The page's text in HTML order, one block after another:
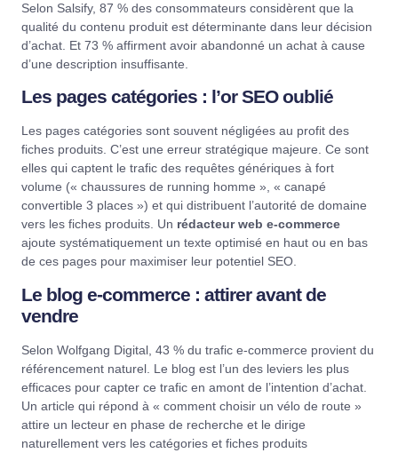
Selon Salsify, 87 % des consommateurs considèrent que la
qualité du contenu produit est déterminante dans leur décision
d’achat. Et 73 % affirment avoir abandonné un achat à cause
d’une description insuffisante.
Les pages catégories : l’or SEO oublié
Les pages catégories sont souvent négligées au profit des
fiches produits. C’est une erreur stratégique majeure. Ce sont
elles qui captent le trafic des requêtes génériques à fort
volume (« chaussures de running homme », « canapé
convertible 3 places ») et qui distribuent l’autorité de domaine
vers les fiches produits. Un rédacteur web e-commerce
ajoute systématiquement un texte optimisé en haut ou en bas
de ces pages pour maximiser leur potentiel SEO.
Le blog e-commerce : attirer avant de
vendre
Selon Wolfgang Digital , 43 % du trafic e-commerce provient du
référencement naturel. Le blog est l’un des leviers les plus
efficaces pour capter ce trafic en amont de l’intention d’achat.
Un article qui répond à « comment choisir un vélo de route »
attire un lecteur en phase de recherche et le dirige
naturellement vers les catégories et fiches produits